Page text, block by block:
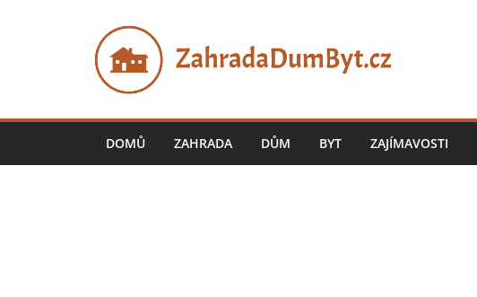
DOMŮ ZAHRADA DŮM BYT ZAJÍMAVOSTI